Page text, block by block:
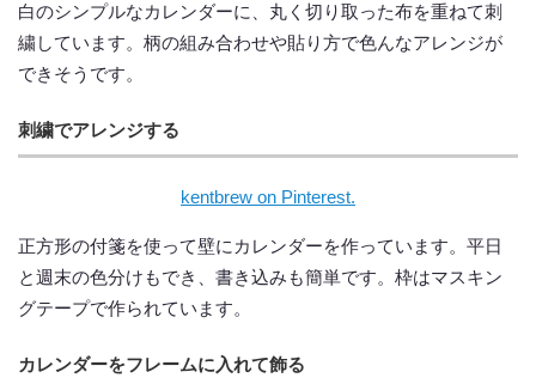
白のシンプルなカレンダーに、丸く切り取った布を重ねて刺
繍しています。柄の組み合わせや貼り方で色んなアレンジが
できそうです。
刺繍でアレンジする
kentbrew on Pinterest.
正方形の付箋を使って壁にカレンダーを作っています。平日
と週末の色分けもでき、書き込みも簡単です。枠はマスキン
グテープで作られています。
カレンダーをフレームに入れて飾る